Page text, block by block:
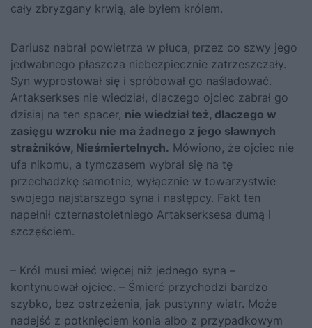
cały zbryzgany krwią, ale byłem królem.
Dariusz nabrał powietrza w płuca, przez co szwy jego
jedwabnego płaszcza niebezpiecznie zatrzeszczały.
Syn wyprostował się i spróbował go naśladować.
Artakserkses nie wiedział, dlaczego ojciec zabrał go
dzisiaj na ten spacer, nie wiedział też, dlaczego w
zasięgu wzroku nie ma żadnego z jego sławnych
strażników, Nieśmiertelnych. Mówiono, że ojciec nie
ufa nikomu, a tymczasem wybrał się na tę
przechadzkę samotnie, wyłącznie w towarzystwie
swojego najstarszego syna i następcy. Fakt ten
napełnił czternastoletniego Artakserksesa dumą i
szczęściem.
– Król musi mieć więcej niż jednego syna –
kontynuował ojciec. – Śmierć przychodzi bardzo
szybko, bez ostrzeżenia, jak pustynny wiatr. Może
nadejść z potknięciem konia albo z przypadkowym